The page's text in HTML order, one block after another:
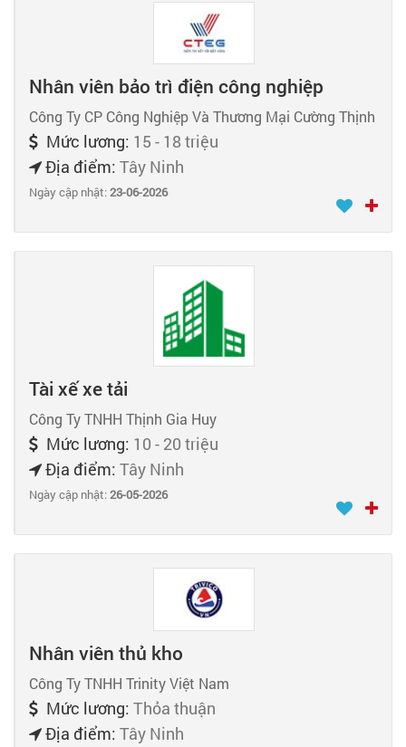
Nhân viên bảo trì điện công nghiệp
Công Ty CP Công Nghiệp Và Thương Mại Cường Thịnh
Mức lương: 15 - 18 triệu
Địa điểm: Tây Ninh
Ngày cập nhật:23-06-2026
Tài xế xe tải
Công Ty TNHH Thịnh Gia Huy
Mức lương: 10 - 20 triệu
Địa điểm: Tây Ninh
Ngày cập nhật:26-05-2026
Nhân viên thủ kho
Công Ty TNHH Trinity Việt Nam
Mức lương: Thỏa thuận
Địa điểm: Tây Ninh